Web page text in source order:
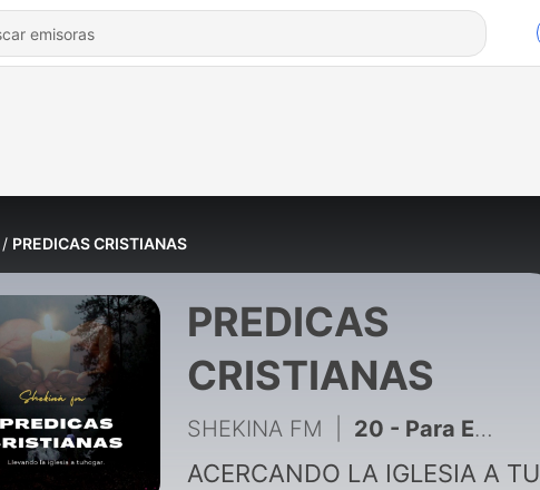
PREDICAS CRISTIANAS
PREDICAS
CRISTIANAS
SHEKINA FM 20 - Para Esto Fuiste Llamado
ACERCANDO LA IGLESIA A TU